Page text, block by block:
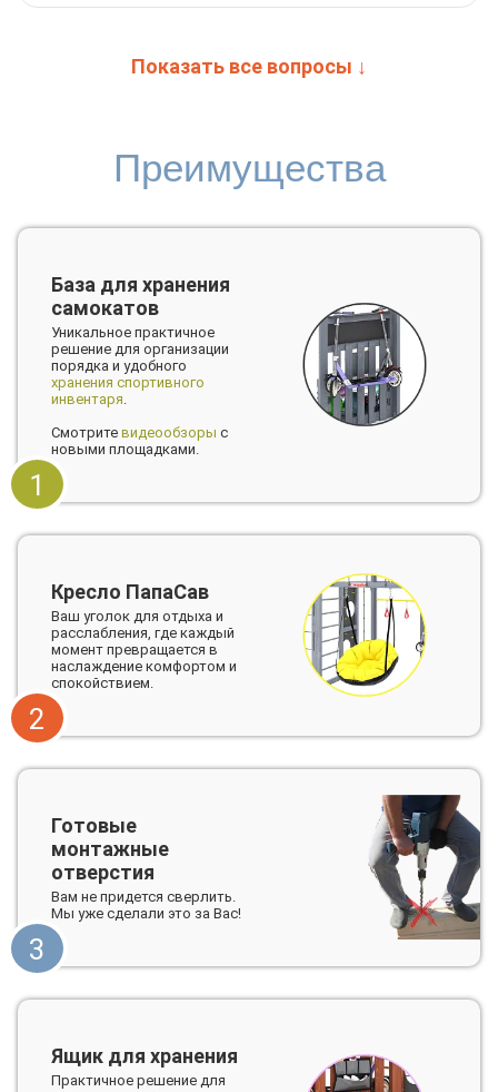
Показать все вопросы ↓
Преимущества
1
База для хранения
самокатов
Уникальное практичное
решение для организации
порядка и удобного
хранения спортивного
инвентаря
Смотрите видеообзоры с
новыми площадками.
2
Кресло ПапаСав
Ваш уголок для отдыха и
расслабления, где каждый
момент превращается в
наслаждение комфортом и
спокойствием.
3
Готовые
монтажные
отверстия
Вам не придется сверлить.
Мы уже сделали это за Вас!
Ящик для хранения
Практичное решение для